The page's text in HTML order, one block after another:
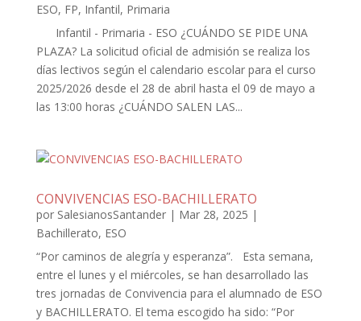
ESO, FP, Infantil, Primaria
Infantil - Primaria - ESO ¿CUÁNDO SE PIDE UNA
PLAZA? La solicitud oficial de admisión se realiza los
días lectivos según el calendario escolar para el curso
2025/2026 desde el 28 de abril hasta el 09 de mayo a
las 13:00 horas ¿CUÁNDO SALEN LAS...
CONVIVENCIAS ESO-BACHILLERATO
por SalesianosSantander| Mar 28, 2025 |
Bachillerato, ESO
“Por caminos de alegría y esperanza”. Esta semana,
entre el lunes y el miércoles, se han desarrollado las
tres jornadas de Convivencia para el alumnado de ESO
y BACHILLERATO. El tema escogido ha sido: “Por